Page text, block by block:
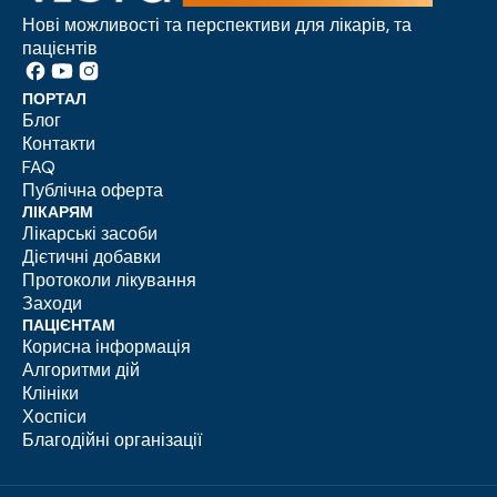
Нові можливості та перспективи для лікарів, та
пацієнтів
ПОРТАЛ
Блог
Контакти
FAQ
Публічна оферта
ЛІКАРЯМ
Лікарські засоби
Дієтичні добавки
Протоколи лікування
Заходи
ПАЦІЄНТАМ
Корисна інформація
Алгоритми дій
Клініки
Хоспіси
Благодійні організації